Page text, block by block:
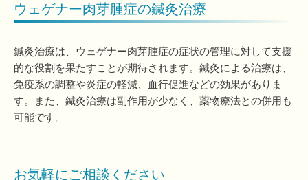
ウェゲナー肉芽腫症の鍼灸治療
鍼灸治療は、ウェゲナー肉芽腫症の症状の管理に対して支援
的な役割を果たすことが期待されます。鍼灸による治療は、
免疫系の調整や炎症の軽減、血行促進などの効果がありま
す。また、鍼灸治療は副作用が少なく、薬物療法との併用も
可能です。
お気軽にご相談ください